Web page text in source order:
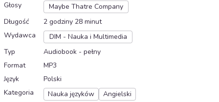
Głosy
Maybe Thatre Company
Długość
2 godziny 28 minut
Wydawca
DIM - Nauka i Multimedia
Typ
Audiobook - pełny
Format
MP3
Język
Polski
Kategoria
Nauka języków Angielski